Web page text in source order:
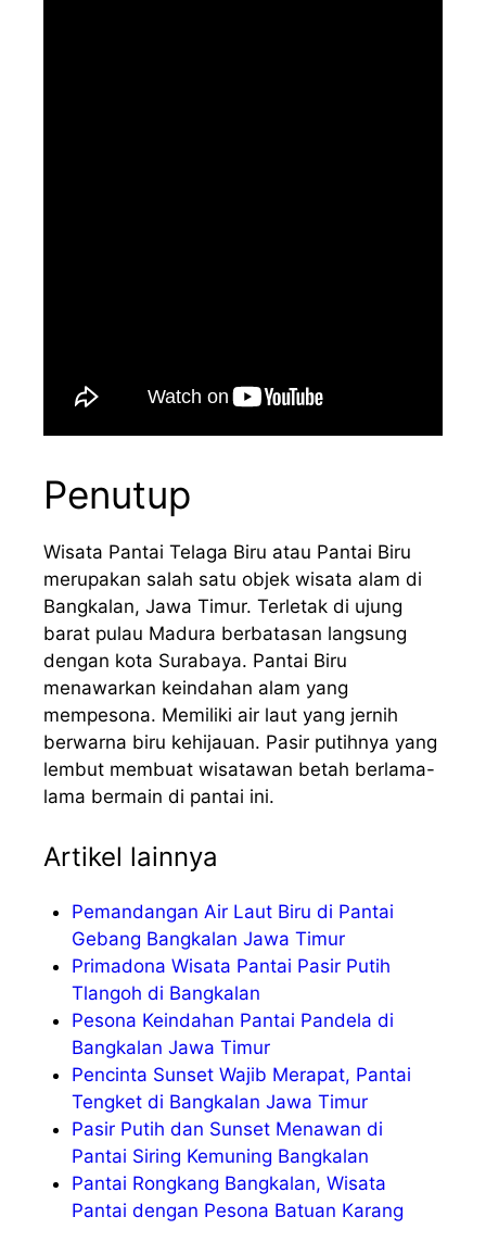
Penutup
Wisata Pantai Telaga Biru atau Pantai Biru
merupakan salah satu objek wisata alam di
Bangkalan, Jawa Timur. Terletak di ujung
barat pulau Madura berbatasan langsung
dengan kota Surabaya. Pantai Biru
menawarkan keindahan alam yang
mempesona. Memiliki air laut yang jernih
berwarna biru kehijauan. Pasir putihnya yang
lembut membuat wisatawan betah berlama-
lama bermain di pantai ini.
Artikel lainnya
Pemandangan Air Laut Biru di Pantai
Gebang Bangkalan Jawa Timur
Primadona Wisata Pantai Pasir Putih
Tlangoh di Bangkalan
Pesona Keindahan Pantai Pandela di
Bangkalan Jawa Timur
Pencinta Sunset Wajib Merapat, Pantai
Tengket di Bangkalan Jawa Timur
Pasir Putih dan Sunset Menawan di
Pantai Siring Kemuning Bangkalan
Pantai Rongkang Bangkalan, Wisata
Pantai dengan Pesona Batuan Karang